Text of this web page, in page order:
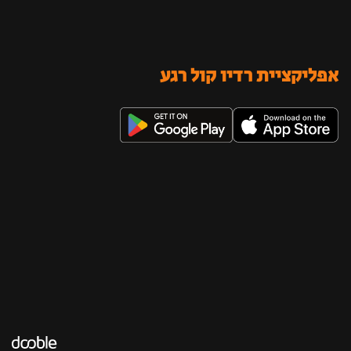
אפליקציית רדיו קול רגע